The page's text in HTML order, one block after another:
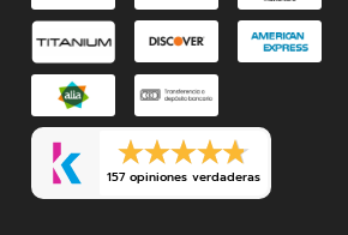
157 opiniones verdaderas